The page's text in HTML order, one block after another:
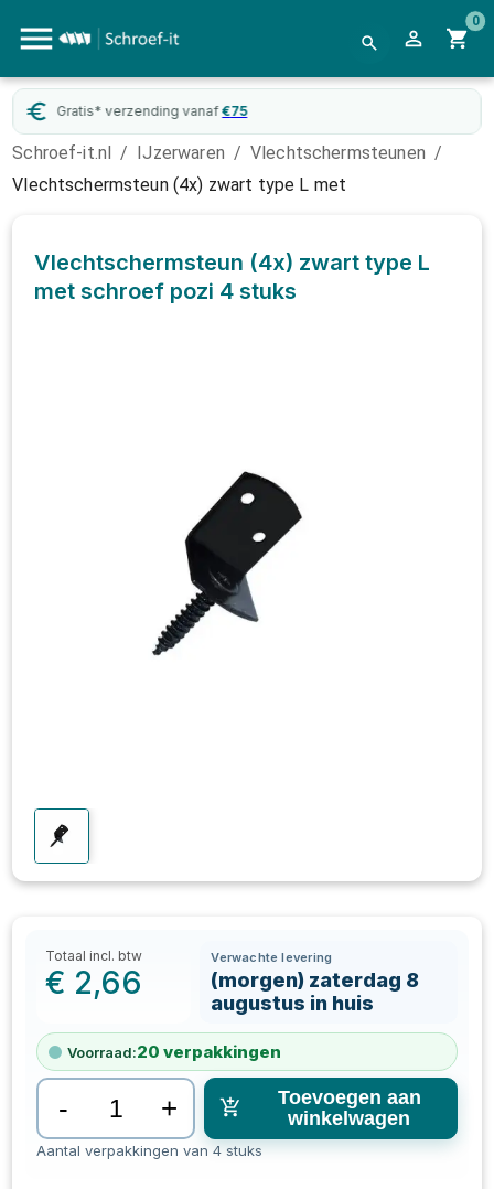
0
Gratis* verzending vanaf €75
Schroef-it.nl / IJzerwaren / Vlechtschermsteunen /
Vlechtschermsteun (4x) zwart type L met
Vlechtschermsteun (4x) zwart type L
met schroef pozi 4 stuks
Totaal incl. btw
€ 2,66
Verwachte levering
(morgen) zaterdag 8
augustus in huis
Voorraad:20 verpakkingen
- +
Toevoegen aan
winkelwagen
Aantal verpakkingen van 4 stuks